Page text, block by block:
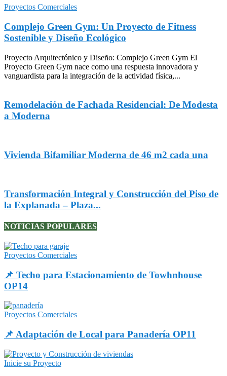
Proyectos Comerciales
Complejo Green Gym: Un Proyecto de Fitness
Sostenible y Diseño Ecológico
Proyecto Arquitectónico y Diseño: Complejo Green Gym El
Proyecto Green Gym nace como una respuesta innovadora y
vanguardista para la integración de la actividad física,...
Remodelación de Fachada Residencial: De Modesta
a Moderna
Vivienda Bifamiliar Moderna de 46 m2 cada una
Transformación Integral y Construcción del Piso de
la Explanada – Plaza...
NOTICIAS POPULARES
Proyectos Comerciales
📌 Techo para Estacionamiento de Towhnhouse
OP14
Proyectos Comerciales
📌 Adaptación de Local para Panadería OP11
Inicie su Proyecto